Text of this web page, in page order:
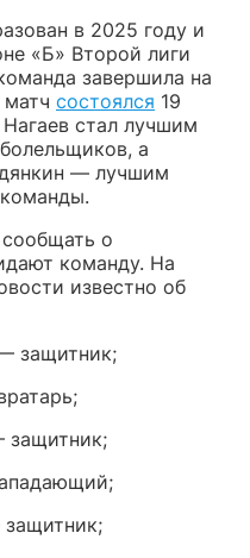
в 2025 году и
«Б» Второй лиги
завершила на
состоялся 19
стал лучшим
а
— лучшим
о
команду. На
известно об
защитник;
защитник;